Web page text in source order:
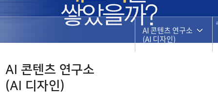
AI 콘텐츠 연구소
(AI 디자인)
AI 콘텐츠 연구소
(AI 디자인)